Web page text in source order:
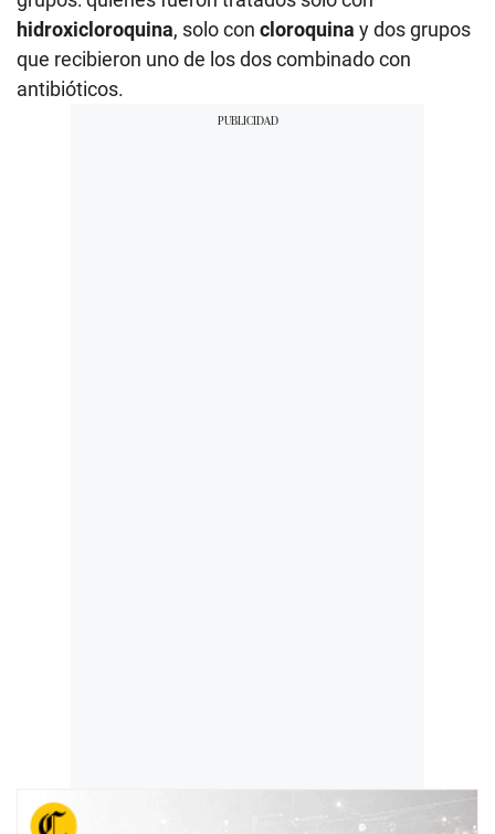
hidroxicloroquina, solo con cloroquina y dos grupos
que recibieron uno de los dos combinado con
antibióticos.